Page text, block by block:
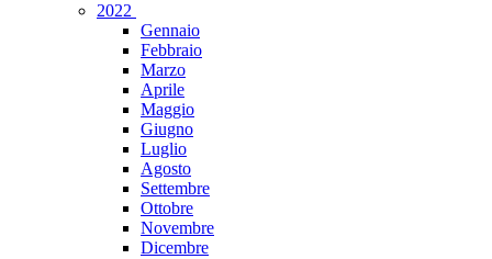
2022
Gennaio
Febbraio
Marzo
Aprile
Maggio
Giugno
Luglio
Agosto
Settembre
Ottobre
Novembre
Dicembre